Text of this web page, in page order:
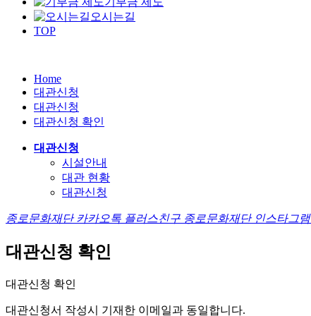
오시는길
TOP
Home
대관신청
대관신청
대관신청 확인
대관신청
시설안내
대관 현황
대관신청
종로문화재단 카카오톡 플러스친구 종로문화재단 인스타그램
대관신청 확인
대관신청 확인
대관신청서 작성시 기재한 이메일과 동일합니다.